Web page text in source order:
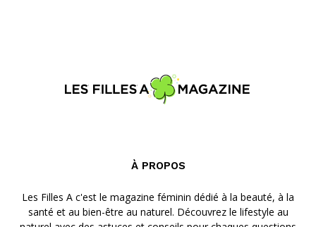
À PROPOS
Les Filles A c'est le magazine féminin dédié à la beauté, à la
santé et au bien-être au naturel. Découvrez le lifestyle au